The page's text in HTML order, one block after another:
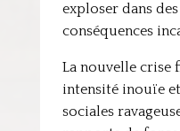
exploser dans
conséquences
La nouvelle crise
intensité inouïe
sociales